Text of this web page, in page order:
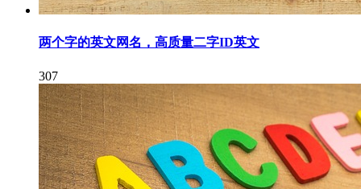
两个字的英文网名，高质量二字ID英文
307